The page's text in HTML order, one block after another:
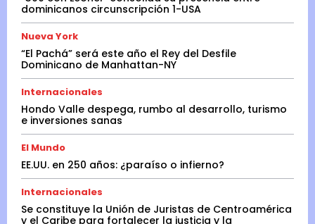
dominicanos circunscripción 1-USA
Nueva York
“El Pachá” será este año el Rey del Desfile
Dominicano de Manhattan-NY
Internacionales
Hondo Valle despega, rumbo al desarrollo, turismo
e inversiones sanas
El Mundo
EE.UU. en 250 años: ¿paraíso o infierno?
Internacionales
Se constituye la Unión de Juristas de Centroamérica
y el Caribe para fortalecer la justicia y la